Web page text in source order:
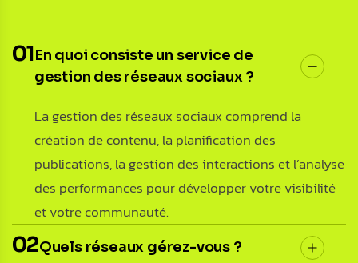
01En quoi consiste un service de
gestion des réseaux sociaux ?
La gestion des réseaux sociaux comprend la
création de contenu, la planification des
publications, la gestion des interactions et l’analyse
des performances pour développer votre visibilité
et votre communauté.
02Quels réseaux gérez-vous ?